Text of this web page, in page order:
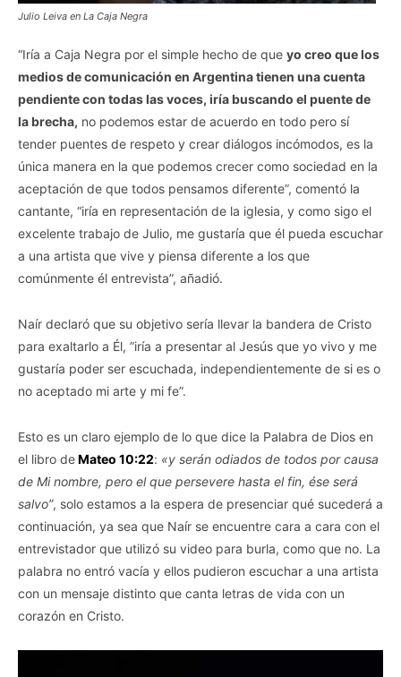
Julio Leiva en La Caja Negra
“Iría a Caja Negra por el simple hecho de que yo creo que los
medios de comunicación en Argentina tienen una cuenta
pendiente con todas las voces, iría buscando el puente de
la brecha, no podemos estar de acuerdo en todo pero sí
tender puentes de respeto y crear diálogos incómodos, es la
única manera en la que podemos crecer como sociedad en la
aceptación de que todos pensamos diferente”, comentó la
cantante, “iría en representación de la iglesia, y como sigo el
excelente trabajo de Julio, me gustaría que él pueda escuchar
a una artista que vive y piensa diferente a los que
comúnmente él entrevista”, añadió.
Naír declaró que su objetivo sería llevar la bandera de Cristo
para exaltarlo a Él, ”iría a presentar al Jesús que yo vivo y me
gustaría poder ser escuchada, independientemente de si es o
no aceptado mi arte y mi fe”.
Esto es un claro ejemplo de lo que dice la Palabra de Dios en
el libro deMateo 10:22: «y serán odiados de todos por causa
de Mi nombre, pero el que persevere hasta el fin, ése será
salvo”, solo estamos a la espera de presenciar qué sucederá a
continuación, ya sea que Naír se encuentre cara a cara con el
entrevistador que utilizó su video para burla, como que no. La
palabra no entró vacía y ellos pudieron escuchar a una artista
con un mensaje distinto que canta letras de vida con un
corazón en Cristo.